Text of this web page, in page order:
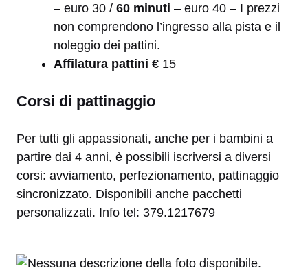
– euro 30 / 60 minuti – euro 40 – I prezzi
non comprendono l’ingresso alla pista e il
noleggio dei pattini.
Affilatura pattini € 15
Corsi di pattinaggio
Per tutti gli appassionati, anche per i bambini a
partire dai 4 anni, è possibili iscriversi a diversi
corsi: avviamento, perfezionamento, pattinaggio
sincronizzato. Disponibili anche pacchetti
personalizzati. Info tel: 379.1217679